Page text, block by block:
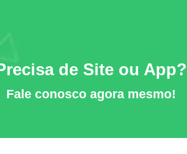
de Site ou App?
Fale conosco agora mesmo!